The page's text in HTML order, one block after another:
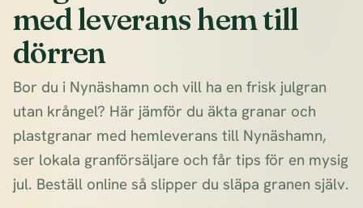
med leverans hem till
dörren
Bor du i Nynäshamn och vill ha en frisk julgran
utan krångel? Här jämför du äkta granar och
plastgranar med hemleverans till Nynäshamn,
ser lokala granförsäljare och får tips för en mysig
jul. Beställ online så slipper du släpa granen själv.